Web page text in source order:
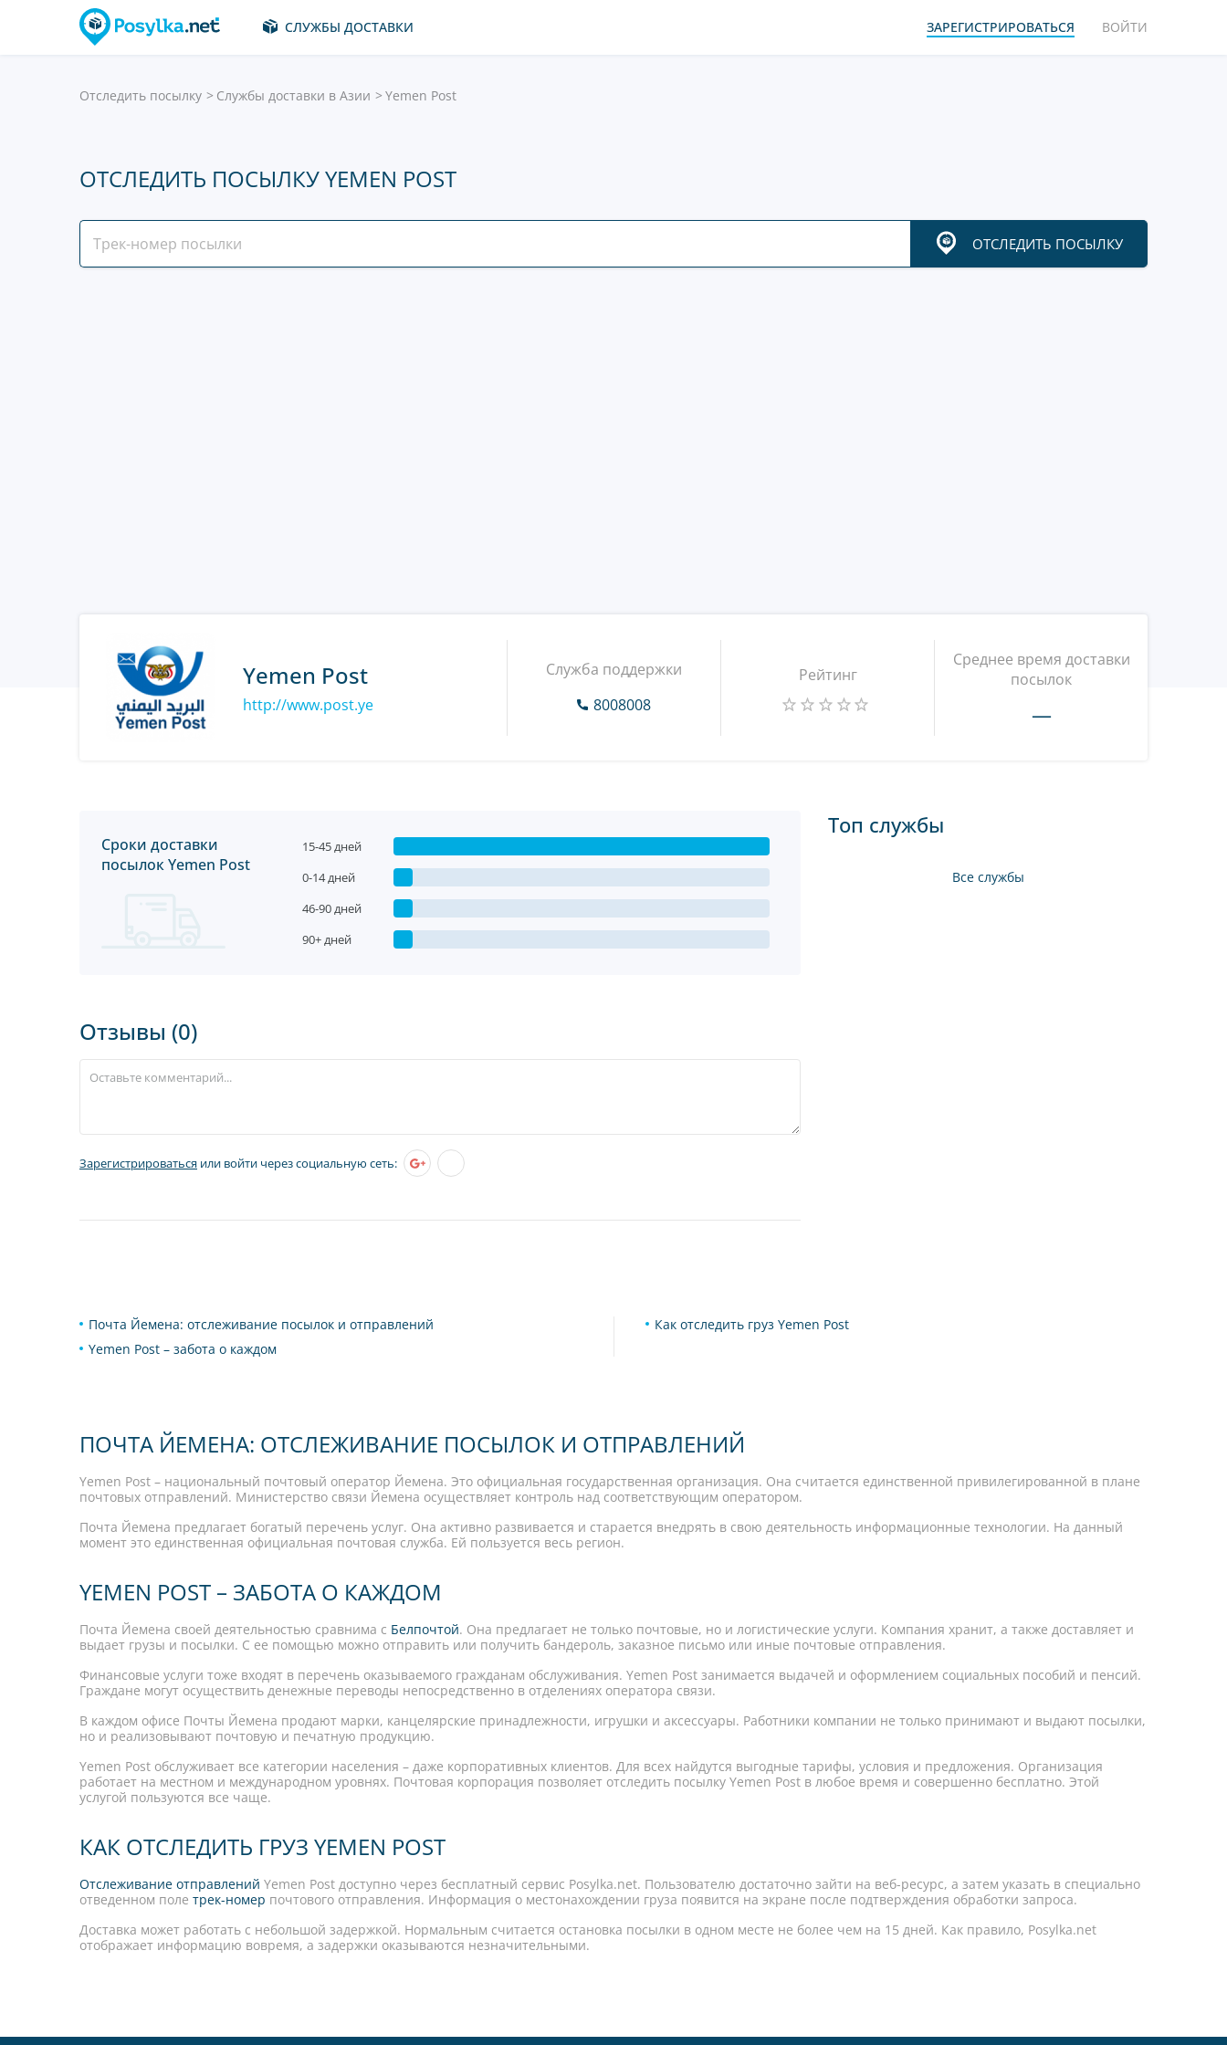
СЛУЖБЫ ДОСТАВКИ ЗАРЕГИСТРИРОВАТЬСЯ ВОЙТИ
Отследить посылку Службы доставки в Азии Yemen Post
ОТСЛЕДИТЬ ПОСЫЛКУ YEMEN POST
ОТСЛЕДИТЬ ПОСЫЛКУ
Yemen Post
http://www.post.ye
Служба поддержки
8008008
Рейтинг
Среднее время доставки
посылок
—
Сроки доставки
посылок Yemen Post
15-45 дней
0-14 дней
46-90 дней
90+ дней
Отзывы (0)
Зарегистрироваться или войти через социальную сеть:
Топ службы
Все службы
Почта Йемена: отслеживание посылок и отправлений
Yemen Post – забота о каждом
Как отследить груз Yemen Post
ПОЧТА ЙЕМЕНА: ОТСЛЕЖИВАНИЕ ПОСЫЛОК И ОТПРАВЛЕНИЙ
Yemen Post – национальный почтовый оператор Йемена. Это официальная государственная организация. Она считается единственной привилегированной в плане
почтовых отправлений. Министерство связи Йемена осуществляет контроль над соответствующим оператором.
Почта Йемена предлагает богатый перечень услуг. Она активно развивается и старается внедрять в свою деятельность информационные технологии. На данный
момент это единственная официальная почтовая служба. Ей пользуется весь регион.
YEMEN POST – ЗАБОТА О КАЖДОМ
Почта Йемена своей деятельностью сравнима с Белпочтой. Она предлагает не только почтовые, но и логистические услуги. Компания хранит, а также доставляет и
выдает грузы и посылки. С ее помощью можно отправить или получить бандероль, заказное письмо или иные почтовые отправления.
Финансовые услуги тоже входят в перечень оказываемого гражданам обслуживания. Yemen Post занимается выдачей и оформлением социальных пособий и пенсий.
Граждане могут осуществить денежные переводы непосредственно в отделениях оператора связи.
В каждом офисе Почты Йемена продают марки, канцелярские принадлежности, игрушки и аксессуары. Работники компании не только принимают и выдают посылки,
но и реализовывают почтовую и печатную продукцию.
Yemen Post обслуживает все категории населения – даже корпоративных клиентов. Для всех найдутся выгодные тарифы, условия и предложения. Организация
работает на местном и международном уровнях. Почтовая корпорация позволяет отследить посылку Yemen Post в любое время и совершенно бесплатно. Этой
услугой пользуются все чаще.
КАК ОТСЛЕДИТЬ ГРУЗ YEMEN POST
Отслеживание отправлений Yemen Post доступно через бесплатный сервис Posylka.net. Пользователю достаточно зайти на веб-ресурс, а затем указать в специально
отведенном поле трек-номер почтового отправления. Информация о местонахождении груза появится на экране после подтверждения обработки запроса.
Доставка может работать с небольшой задержкой. Нормальным считается остановка посылки в одном месте не более чем на 15 дней. Как правило, Posylka.net
отображает информацию вовремя, а задержки оказываются незначительными.